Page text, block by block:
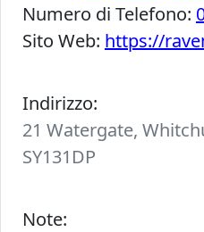
Numero di Telefono:
Sito Web: https://
Indirizzo:
21 Watergate,
SY131DP
Note: